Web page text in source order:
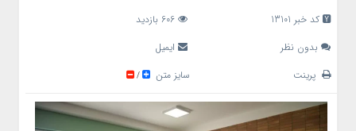
کد خبر 13101
606 بازدید
بدون نظر
ایمیل
پرینت
سایز متن /